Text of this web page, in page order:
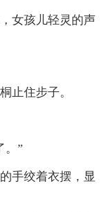
女孩儿轻灵的声
止住步子。
”
手绞着衣摆，显